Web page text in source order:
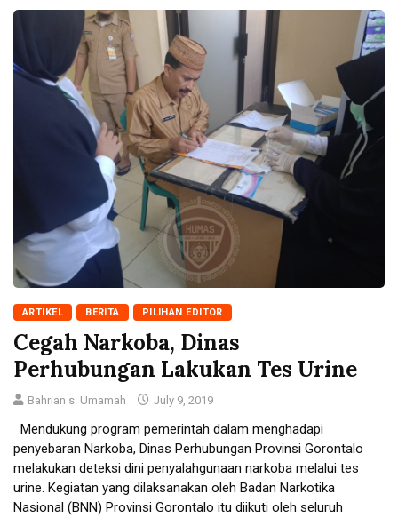
ARTIKEL BERITA PILIHAN EDITOR
Cegah Narkoba, Dinas
Perhubungan Lakukan Tes Urine
Bahrian s. Umamah July 9, 2019
Mendukung program pemerintah dalam menghadapi
penyebaran Narkoba, Dinas Perhubungan Provinsi Gorontalo
melakukan deteksi dini penyalahgunaan narkoba melalui tes
urine. Kegiatan yang dilaksanakan oleh Badan Narkotika
Nasional (BNN) Provinsi Gorontalo itu diikuti oleh seluruh